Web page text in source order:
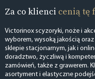
Za co klienci cenią tę
Victorinox scyzoryki, noże i
wyborem, wysoką jakością
sklepie stacjonarnym, jak i
doradztwo, życzliwą i
zamówień, także z grawerem.
asortyment i elastyczne